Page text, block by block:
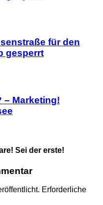
für den
gesperrt
– Marketing!
Sei der erste!
Erforderliche